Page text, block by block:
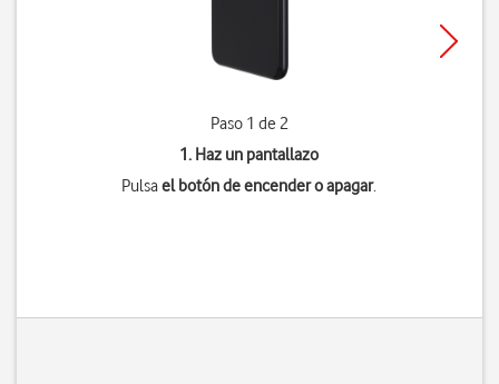
Paso 1 de 2
1. Haz un pantallazo
Pulsael botón de encender o apagar.